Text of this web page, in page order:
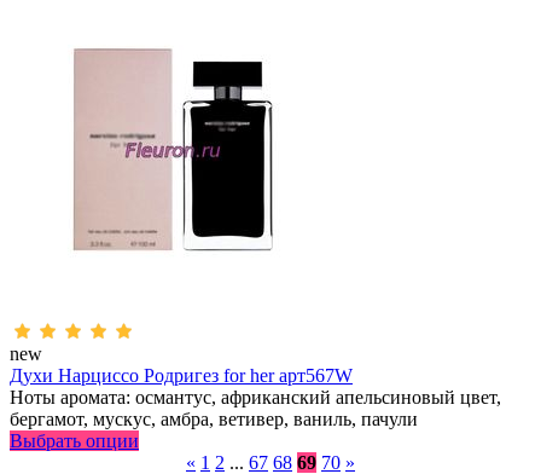
new
Духи Нарциссо Родригез for her арт567W
Ноты аромата: османтус, африканский апельсиновый цвет,
бергамот, мускус, амбра, ветивер, ваниль, пачули
Выбрать опции
« 1 2 ... 67 68 69 70 »